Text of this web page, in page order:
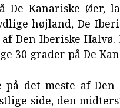
De Kanariske Øer,
højland, De
Den Iberiske
30 grader på De
det meste af Den
side, den